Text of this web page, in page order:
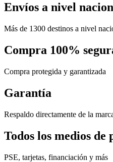
Envíos a nivel
Más de 1300 destinos a nivel
Compra 100%
Compra protegida y garantizada
Garantía
Respaldo directamente de la
Todos los medios de
PSE, tarjetas, financiación y más